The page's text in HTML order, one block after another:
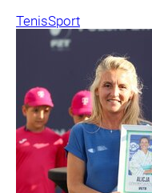
TenisSport